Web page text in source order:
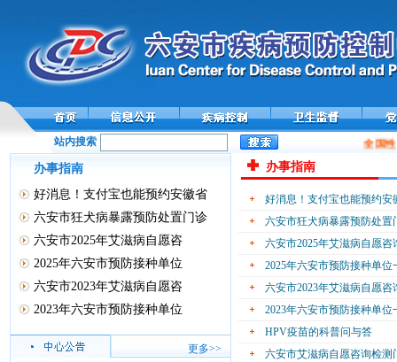
站内搜索 全国
办事指南
好消息！支付宝也能预约安徽省
六安市狂犬病暴露预防处置门诊
六安市2025年艾滋病自愿咨
2025年六安市预防接种单位
六安市2023年艾滋病自愿咨
2023年六安市预防接种单位
更多>>
办事指南
好消息！支付宝也能预约安
六安市狂犬病暴露预防处置
六安市2025年艾滋病自愿咨
2025年六安市预防接种单
六安市2023年艾滋病自愿咨
2023年六安市预防接种单
HPV疫苗的科普问与答
六安市艾滋病自愿咨询检测